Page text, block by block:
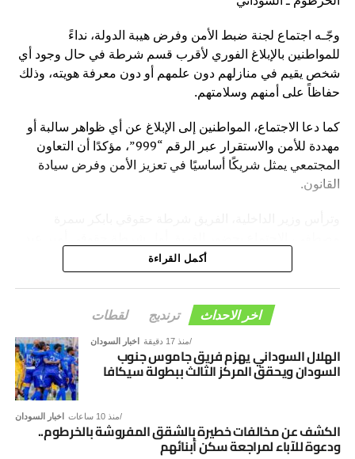
المفروشة، خالد يس، أن الحملة مهمة وكشفت العديد من
المخالفات وهي مستمرة وشاملة لكل محليات الولاية.
ونصح يس، أصحاب المكاتب العقارية وملاك الشقق بالحرص
على التنظيم والترخيص لتفادي الوقوع في المخالفات.
وجّـه اجتماع لجنة ضبط الأمن وفرض هيبة الدولة، نداءً
للمواطنين بالإبلاغ الفوري لأقرب قسم شرطة في حال وجود أي
شخص يقيم في منازلهم دون علمهم أو دون معرفة هويته، وذلك
حفاظاً على أمنهم وسلامتهم.
كما دعا الاجتماع، المواطنين إلى الإبلاغ عن أي ظواهر سالبة أو
مهددة للأمن والاستقرار عبر الرقم “999”، مؤكدًا أن التعاون
المجتمعي يمثل شريكًا أساسيًا في تعزيز الأمن وفرض سيادة
القانون.
المنعم فضل حسين، مدير عام قوات الشرطة، وأعضاء اللجنة.
وأوضح المتحدث الرسمي باسم قوات الشرطة ـ رئيس اللجنة
الإعلامية، العميد شرطة فتح الرحمن محمد التوم، أن الاجتماع
ناقش تقارير أداء اللجان المختلفة، واطمأن على الجهود الكبيرة
التي تبذلها اللجان في إسناد لجنة أمن ولاية الخرطوم، وتعزيز
الأمن والاستقرار بالولاية، وتهيئة الظروف المُناسبة لتسهيل عودة
واستمع الاجتماع إلى تقرير مُفصّل قدمه الفريق شرطة ياسر
عمر أبوزيد، مدير عام قوات السجون، حول الجهود المبذولة
أكمل القراءة
اخر الاحداث ترنديج لقطات
اخبار السودان منذ 17 دقيقة
الهلال السوداني يهزم فريق جاموس جنوب
السودان ويحقق المركز الثالث ببطولة سيكافا
اخبار السودان منذ 10 ساعات
الكشف عن مخالفات خطيرة بالشقق المفروشة بالخرطوم..
ودعوة للآباء لمراجعة سكن أبنائهم